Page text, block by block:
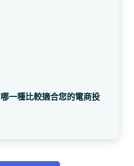
哪一種比較適合您的電商投